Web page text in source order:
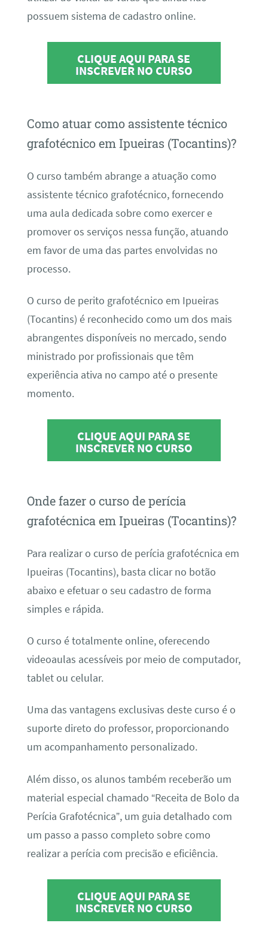
possuem sistema de cadastro online.
CLIQUE AQUI PARA SE
INSCREVER NO CURSO
Como atuar como assistente técnico
grafotécnico em Ipueiras (Tocantins)?
O curso também abrange a atuação como
assistente técnico grafotécnico, fornecendo
uma aula dedicada sobre como exercer e
promover os serviços nessa função, atuando
em favor de uma das partes envolvidas no
processo.
O curso de perito grafotécnico em Ipueiras
(Tocantins) é reconhecido como um dos mais
abrangentes disponíveis no mercado, sendo
ministrado por profissionais que têm
experiência ativa no campo até o presente
momento.
CLIQUE AQUI PARA SE
INSCREVER NO CURSO
Onde fazer o curso de perícia
grafotécnica em Ipueiras (Tocantins)?
Para realizar o curso de perícia grafotécnica em
Ipueiras (Tocantins), basta clicar no botão
abaixo e efetuar o seu cadastro de forma
simples e rápida.
O curso é totalmente online, oferecendo
videoaulas acessíveis por meio de computador,
tablet ou celular.
Uma das vantagens exclusivas deste curso é o
suporte direto do professor, proporcionando
um acompanhamento personalizado.
Além disso, os alunos também receberão um
material especial chamado “Receita de Bolo da
Perícia Grafotécnica”, um guia detalhado com
um passo a passo completo sobre como
realizar a perícia com precisão e eficiência.
CLIQUE AQUI PARA SE
INSCREVER NO CURSO